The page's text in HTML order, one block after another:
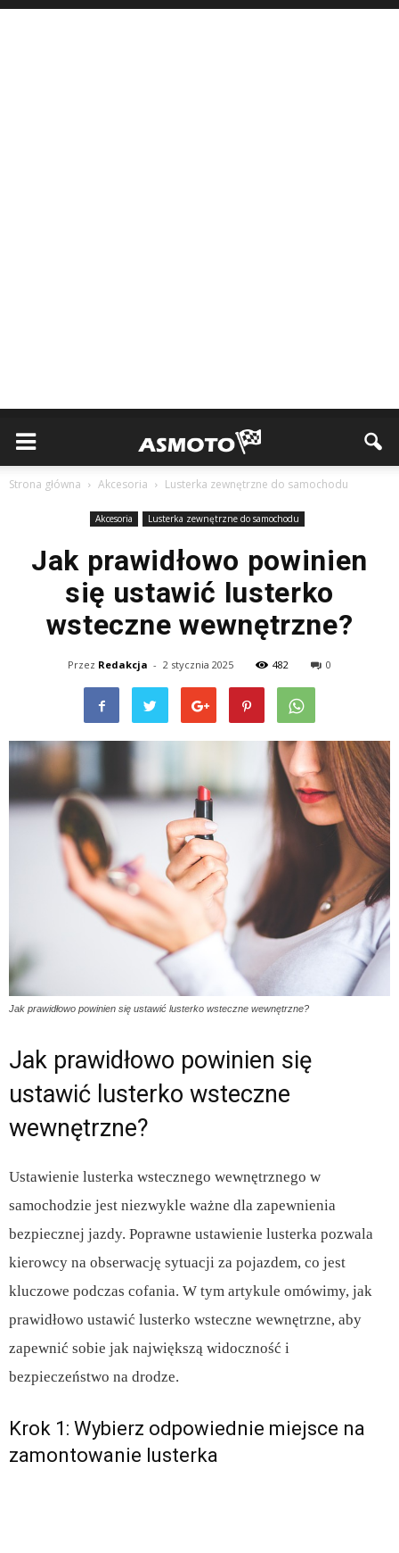
Strona główna Akcesoria Lusterka zewnętrzne do samochodu
Akcesoria Lusterka zewnętrzne do samochodu
Jak prawidłowo powinien
się ustawić lusterko
wsteczne wewnętrzne?
Przez Redakcja - 2 stycznia 2025 482 0
Jak prawidłowo powinien się ustawić lusterko wsteczne wewnętrzne?
Jak prawidłowo powinien się
ustawić lusterko wsteczne
wewnętrzne?
Ustawienie lusterka wstecznego wewnętrznego w
samochodzie jest niezwykle ważne dla zapewnienia
bezpiecznej jazdy. Poprawne ustawienie lusterka pozwala
kierowcy na obserwację sytuacji za pojazdem, co jest
kluczowe podczas cofania. W tym artykule omówimy, jak
prawidłowo ustawić lusterko wsteczne wewnętrzne, aby
zapewnić sobie jak największą widoczność i
bezpieczeństwo na drodze.
Krok 1: Wybierz odpowiednie miejsce na
zamontowanie lusterka